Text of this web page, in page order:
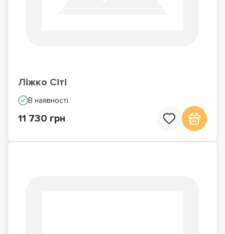
Ліжко Сіті
В наявності
11 730 грн